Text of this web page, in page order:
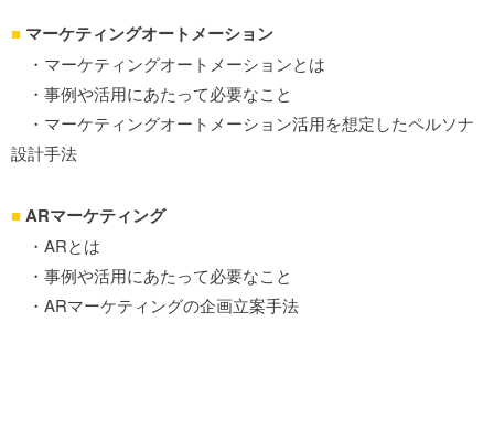
■ マーケティングオートメーション
・マーケティングオートメーションとは
・事例や活用にあたって必要なこと
・マーケティングオートメーション活用を想定したペルソナ
設計手法
■ARマーケティング
・ARとは
・事例や活用にあたって必要なこと
・ARマーケティングの企画立案手法